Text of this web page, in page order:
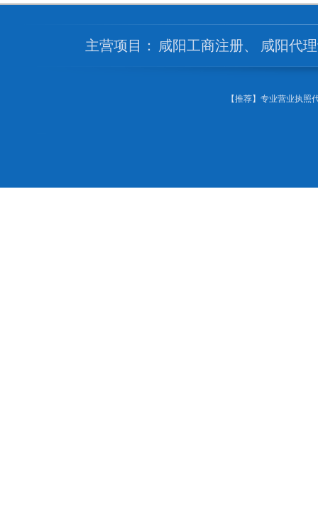
主营项目： 咸阳工商注册、 咸阳代
【推荐】专业营业执照